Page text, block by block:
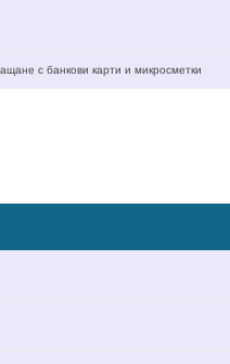
с банкови карти и микросметки